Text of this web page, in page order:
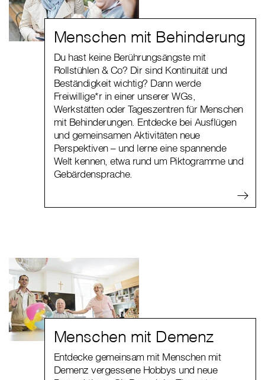
Menschen mit Behinderung
Du hast keine Berührungsängste mit
Rollstühlen & Co? Dir sind Kontinuität und
Beständigkeit wichtig? Dann werde
Freiwillige*r in einer unserer WGs,
Werkstätten oder Tageszentren für Menschen
mit Behinderungen. Entdecke bei Ausflügen
und gemeinsamen Aktivitäten neue
Perspektiven – und lerne eine spannende
Welt kennen, etwa rund um Piktogramme und
Gebärdensprache.
Menschen mit Demenz
Entdecke gemeinsam mit Menschen mit
Demenz vergessene Hobbys und neue